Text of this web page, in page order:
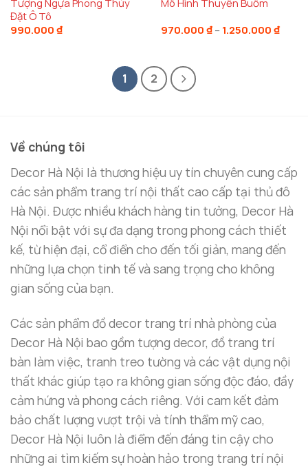
Đặt Ô Tô
990.000 ₫
Mô Hình Thuyền Buồm
970.000 ₫ – 1.250.000 ₫
1 2
Về chúng tôi
Decor Hà Nội là thương hiệu uy tín chuyên cung cấp
các sản phẩm trang trí nội thất cao cấp tại thủ đô
Hà Nội. Được nhiều khách hàng tin tưởng, Decor Hà
Nội nổi bật với sự đa dạng trong phong cách thiết
kế, từ hiện đại, cổ điển cho đến tối giản, mang đến
những lựa chọn tinh tế và sang trọng cho không
gian sống của bạn.
Các sản phẩm đồ decor trang trí nhà phòng của
Decor Hà Nội bao gồm tượng decor, đồ trang trí
bàn làm việc, tranh treo tường và các vật dụng nội
thất khác giúp tạo ra không gian sống độc đáo, đầy
cảm hứng và phong cách riêng. Với cam kết đảm
bảo chất lượng vượt trội và tính thẩm mỹ cao,
Decor Hà Nội luôn là điểm đến đáng tin cậy cho
những ai tìm kiếm sự hoàn hảo trong trang trí nội